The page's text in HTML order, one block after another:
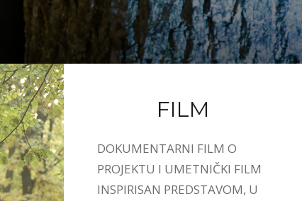
FILM
DOKUMENTARNI FILM O
PROJEKTU I UMETNIČKI FILM
INSPIRISAN PREDSTAVOM, U